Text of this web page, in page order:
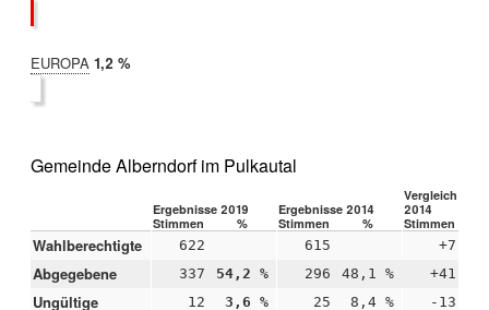
EUROPA 2019:
1,2 %
Gemeinde Alberndorf im Pulkautal
Ergebnisse 2019 Ergebnisse 2014
Vergleich
2014
Stimmen
% Stimmen % Stimmen
Wahlberechtigte 622 615 +7
Abgegebene 337 54,2 % 296 48,1 % +41
Ungültige 12 3,6 % 25 8,4 % -13